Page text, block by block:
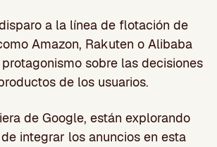
a la línea de flotación de
Amazon, Rakuten o Alibaba
sobre las decisiones
de los usuarios.
de Google, están explorando
integrar los anuncios en esta